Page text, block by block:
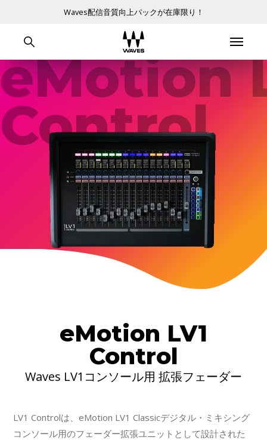
Waves配信音質向上パックが在庫限り！
eMotion
Control
eMotion LV1
Control
Waves LV1コンソール用 拡張フェーダー
LV1 Controlは、eMotion LV1 Classicデジタル・ミキシング
コンソール用のフェーダー拡張ユニットとして設計された